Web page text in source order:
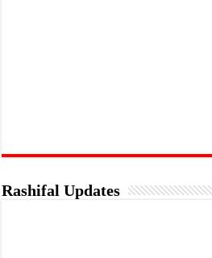
Rashifal Updates